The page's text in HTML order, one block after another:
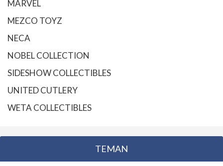
MARVEL
MEZCO TOYZ
NECA
NOBEL COLLECTION
SIDESHOW COLLECTIBLES
UNITED CUTLERY
WETA COLLECTIBLES
TEMAN